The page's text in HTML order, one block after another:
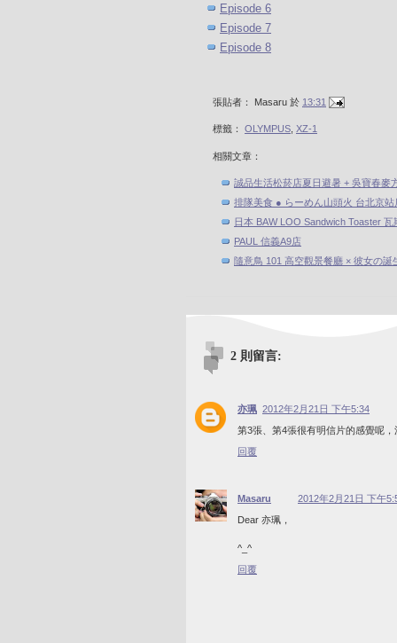
Episode 6
Episode 7
Episode 8
張貼者： Masaru 於 13:31
標籤： OLYMPUS, XZ-1
相關文章：
誠品生活松菸店夏日避暑 + 吳寶春麥
排隊美食 ● らーめん山頭火 台北京站
日本 BAW LOO Sandwich Toaster
PAUL 信義A9店
隨意鳥 101 高空觀景餐廳 × 彼女の誕
2 則留言:
亦珮 2012年2月21日 下午5:34
第3張、第4張很有明信片的感覺呢，
回覆
Masaru
2012年2月21日 下午
Dear 亦珮，
^_^
回覆